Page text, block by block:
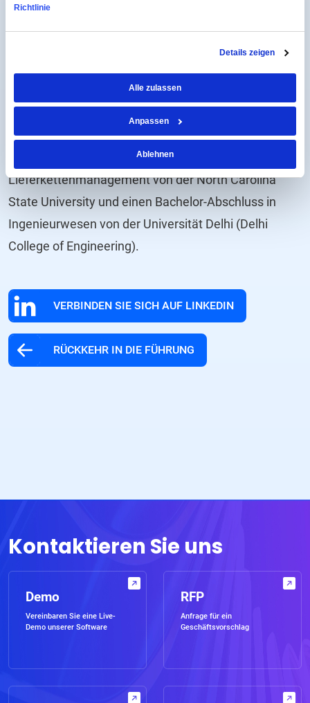
Richtlinie
Details zeigen
Alle zulassen
Anpassen
Ablehnen
Mudit auch als Supply and Demand Chain Pro-to-
Know (2019) anerkannt. Seine Leidenschaft gilt dem
Aufbau einer zukunftssicheren Beschaffung mit
Analysen, Prozessautomatisierung und KI/ML-
Mudit hat einen MBA im Bereich
Lieferkettenmanagement von der North Carolina
State University und einen Bachelor-Abschluss in
Ingenieurwesen von der Universität Delhi (Delhi
College of Engineering).
VERBINDEN SIE SICH AUF LINKEDIN
RÜCKKEHR IN DIE FÜHRUNG
Kontaktieren Sie uns
Demo
Vereinbaren Sie eine Live-
Demo unserer Software
RFP
Anfrage für ein
Geschäftsvorschlag